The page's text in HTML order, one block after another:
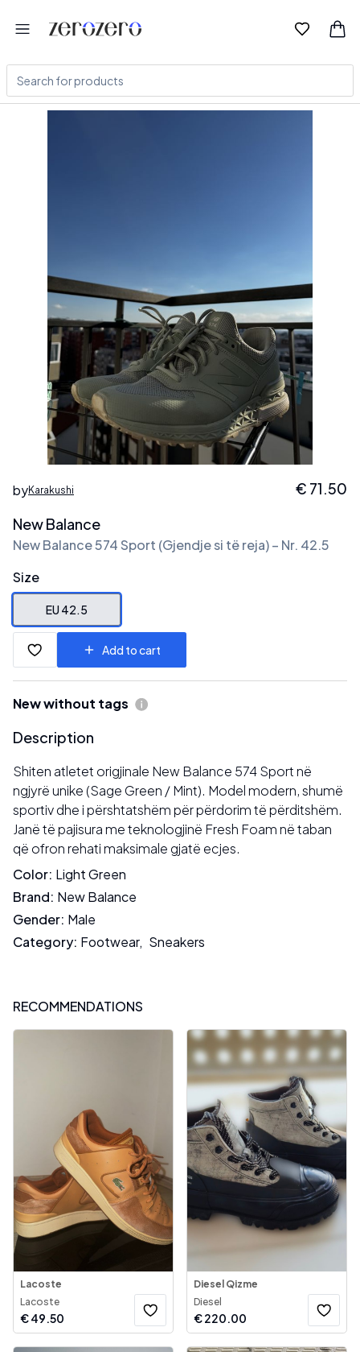
byKarakushi € 71.50
New Balance
New Balance 574 Sport (Gjendje si të reja) – Nr. 42.5
Size
EU 42.5
Add to cart
New without tags
Description
Shiten atletet origjinale New Balance 574 Sport në
ngjyrë unike (Sage Green / Mint). Model modern, shumë
sportiv dhe i përshtatshëm për përdorim të përditshëm.
Janë të pajisura me teknologjinë Fresh Foam në taban
që ofron rehati maksimale gjatë ecjes.
Color: Light Green
Brand: New Balance
Gender: Male
Category: Footwear, Sneakers
RECOMMENDATIONS
Lacoste
Lacoste
€49.50
Diesel Qizme
Diesel
€220.00